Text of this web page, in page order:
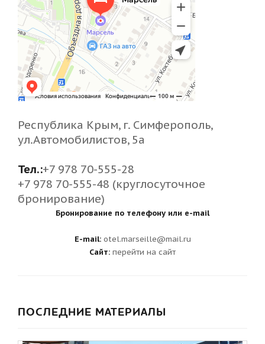
Республика Крым, г. Симферополь,
ул.Автомобилистов, 5а
Тел.:+7 978 70-555-28
+7 978 70-555-48 (круглосуточное
бронирование)
Бронирование по телефону или e-mail
E-mail:otel.marseille@mail.ru
Сайт: перейти на сайт
ПОСЛЕДНИЕ МАТЕРИАЛЫ